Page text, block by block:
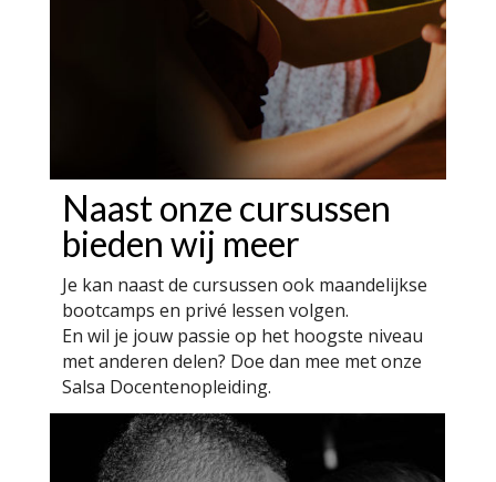
Naast onze cursussen
bieden wij meer
Je kan naast de cursussen ook maandelijkse
bootcamps en privé lessen volgen.
En wil je jouw passie op het hoogste niveau
met anderen delen? Doe dan mee met onze
Salsa Docentenopleiding.